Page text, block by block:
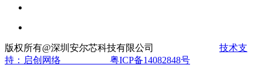
版权所有@深圳安尔芯科技有限公司 技术支
持： 启创网络 粤ICP备14082848号